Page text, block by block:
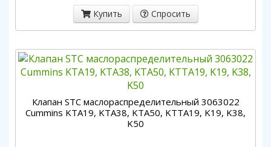
Купить Спросить
Клапан STC маслораспределительный 3063022
Cummins KTA19, KTA38, KTA50, KTTA19, K19, K38,
K50